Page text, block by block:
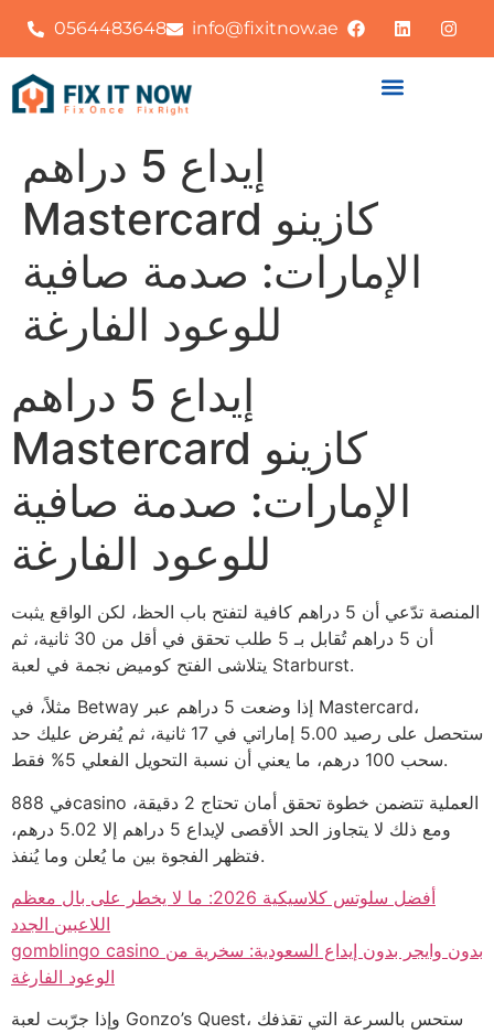
0564483648 info@fixitnow.ae
إيداع 5 دراهم
Mastercard كازينو
الإمارات: صدمة صافية
للوعود الفارغة
إيداع 5 دراهم
Mastercard كازينو
الإمارات: صدمة صافية
للوعود الفارغة
المنصة تدّعي أن 5 دراهم كافية لتفتح باب الحظ، لكن الواقع يثبت
أن 5 دراهم تُقابل بـ 5 طلب تحقق في أقل من 30 ثانية، ثم
يتلاشى الفتح كوميض نجمة في لعبة Starburst.
مثلاً، في Betway إذا وضعت 5 دراهم عبر Mastercard،
ستحصل على رصيد 5.00 إماراتي في 17 ثانية، ثم يُفرض عليك حد
سحب 100 درهم، ما يعني أن نسبة التحويل الفعلي 5% فقط.
في 888casino العملية تتضمن خطوة تحقق أمان تحتاج 2 دقيقة،
ومع ذلك لا يتجاوز الحد الأقصى لإيداع 5 دراهم إلا 5.02 درهم،
فتظهر الفجوة بين ما يُعلن وما يُنفذ.
أفضل سلوتس كلاسيكية 2026: ما لا يخطر على بال معظم
اللاعبين الجدد
gomblingo casino بدون وايجر بدون إيداع السعودية: سخرية من
الوعود الفارغة
وإذا جرّبت لعبة Gonzo’s Quest، ستحس بالسرعة التي تقذفك